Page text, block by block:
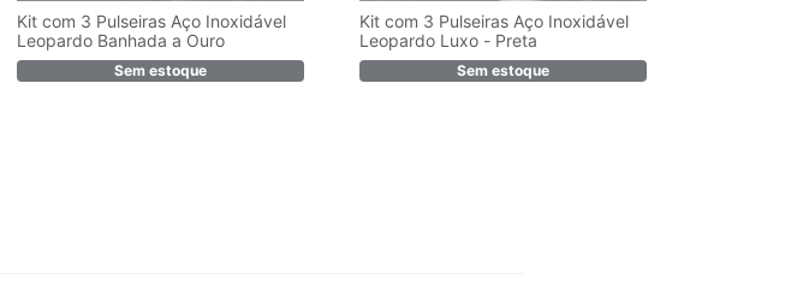
Kit com 3 Pulseiras Aço Inoxidável
Leopardo Banhada a Ouro
Sem estoque
Kit com 3 Pulseiras Aço Inoxidável
Leopardo Luxo - Preta
Sem estoque